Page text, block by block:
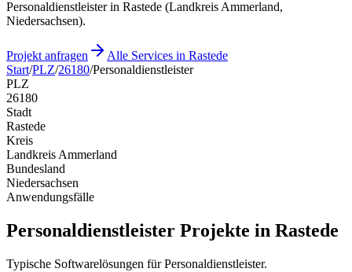
Personaldienstleister in Rastede (Landkreis Ammerland,
Niedersachsen).
Projekt anfragen
Alle Services in Rastede
Start/PLZ/26180/Personaldienstleister
PLZ
26180
Stadt
Rastede
Kreis
Landkreis Ammerland
Bundesland
Niedersachsen
Anwendungsfälle
Personaldienstleister Projekte in Rastede
Typische Softwarelösungen für Personaldienstleister.